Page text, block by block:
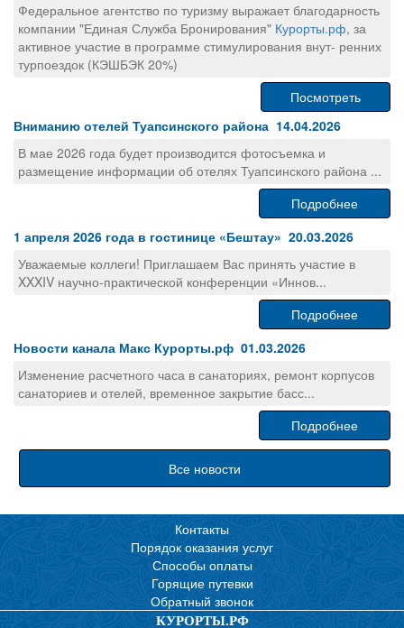
Федеральное агентство по туризму выражает благодарность
компании "Единая Служба Бронирования" Курорты.рф, за
активное участие в программе стимулирования внут- ренних
турпоездок (КЭШБЭК 20%)
Посмотреть
Вниманию отелей Туапсинского района 14.04.2026
В мае 2026 года будет производится фотосъемка и
размещение информации об отелях Туапсинского района ...
Подробнее
1 апреля 2026 года в гостинице «Бештау» 20.03.2026
Уважаемые коллеги! Приглашаем Вас принять участие в
XXXIV научно-практической конференции «Иннов...
Подробнее
Новости канала Макс Курорты.рф 01.03.2026
Изменение расчетного часа в санаториях, ремонт корпусов
санаториев и отелей, временное закрытие басс...
Подробнее
Все новости
Контакты
Порядок оказания услуг
Способы оплаты
Горящие путевки
Обратный звонок
КУРОРТЫ.РФ